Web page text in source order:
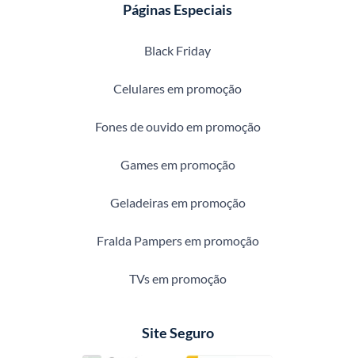
Páginas Especiais
Black Friday
Celulares em promoção
Fones de ouvido em promoção
Games em promoção
Geladeiras em promoção
Fralda Pampers em promoção
TVs em promoção
Site Seguro